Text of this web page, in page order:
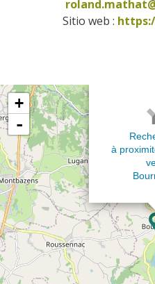
Sitio web :
à
+
-